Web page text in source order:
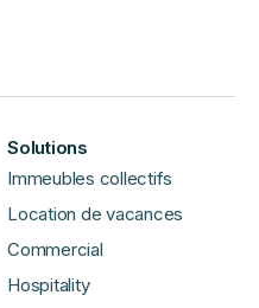
Solutions
Immeubles collectifs
Location de vacances
Commercial
Hospitality